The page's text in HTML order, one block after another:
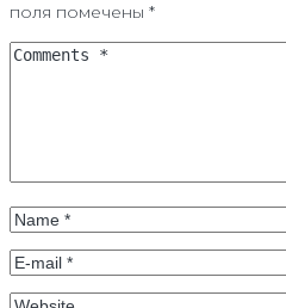
поля помечены *